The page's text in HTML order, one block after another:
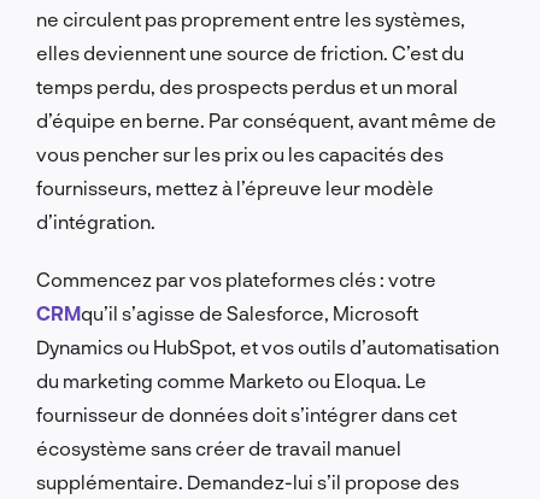
ne circulent pas proprement entre les systèmes,
elles deviennent une source de friction. C’est du
temps perdu, des prospects perdus et un moral
d’équipe en berne. Par conséquent, avant même de
vous pencher sur les prix ou les capacités des
fournisseurs, mettez à l’épreuve leur modèle
d’intégration.
Commencez par vos plateformes clés : votre
CRMqu’il s’agisse de Salesforce, Microsoft
Dynamics ou HubSpot, et vos outils d’automatisation
du marketing comme Marketo ou Eloqua. Le
fournisseur de données doit s’intégrer dans cet
écosystème sans créer de travail manuel
supplémentaire. Demandez-lui s’il propose des